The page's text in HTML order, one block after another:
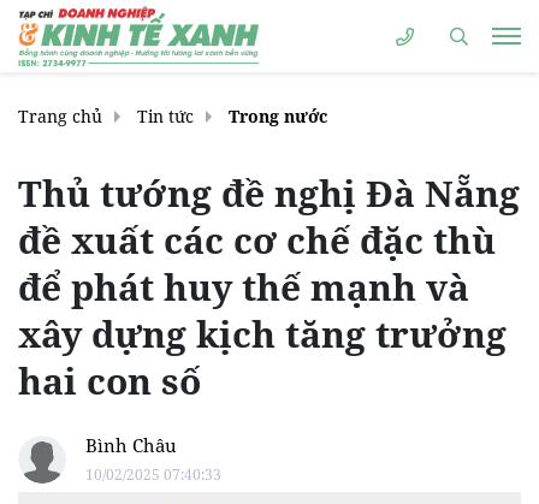
Trang chủ Tin tức Trong nước
Thủ tướng đề nghị Đà Nẵng
đề xuất các cơ chế đặc thù
để phát huy thế mạnh và
xây dựng kịch tăng trưởng
hai con số
Bình Châu
10/02/2025 07:40:33